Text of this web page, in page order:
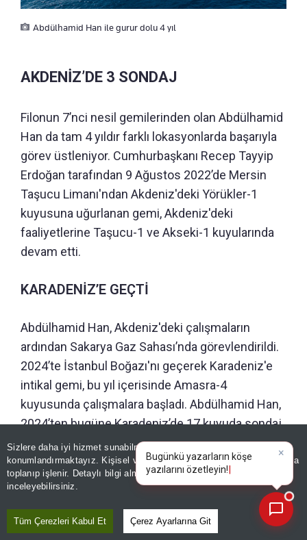
Sizlere daha iyi hizmet sunabilmek adına sitemizde
konumlandırmaktayız. Kişisel verileriniz, KVKK ve GDPR kapsamında
toplanıp işlenir. Detaylı bilgi almak içinAydınlatma Metnimizi
inceleyebilirsiniz.
Tüm Çerezleri Kabul Et Çerez Ayarlarına Git
Abdülhamid Han ile gurur dolu 4 yıl
AKDENİZ’DE 3 SONDAJ
Filonun 7’nci nesil gemilerinden olan Abdülhamid
Han da tam 4 yıldır farklı lokasyonlarda başarıyla
görev üstleniyor. Cumhurbaşkanı Recep Tayyip
Erdoğan tarafından 9 Ağustos 2022’de Mersin
Taşucu Limanı'ndan Akdeniz'deki Yörükler-1
kuyusuna uğurlanan gemi, Akdeniz'deki
faaliyetlerine Taşucu-1 ve Akseki-1 kuyularında
devam etti.
KARADENİZ’E GEÇTİ
Abdülhamid Han, Akdeniz'deki çalışmaların
ardından Sakarya Gaz Sahası’nda görevlendirildi.
2024’te İstanbul Boğazı'nı geçerek Karadeniz'e
intikal gemi, bu yıl içerisinde Amasra-4
kuyusunda çalışmalara başladı. Abdülhamid Han,
2024’ten bugüne Karadeniz’de 17 kuyuda sondaj
yaptı.
GÜNÜN ÖZETİ
×
Bugünkü yazarların köşe
yazıları